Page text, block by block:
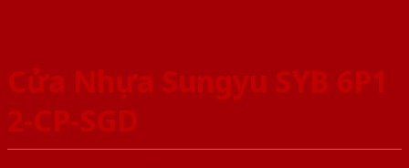
Cửa Nhựa Sungyu SYB 6P1
2-CP-SGD